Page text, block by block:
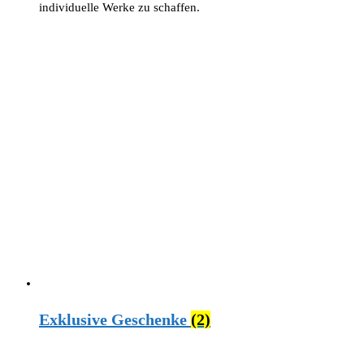
individuelle Werke zu schaffen.
Exklusive Geschenke (2)